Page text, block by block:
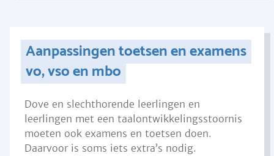
Aanpassingen toetsen en examens
vo, vso en mbo
Dove en slechthorende leerlingen en
leerlingen met een taalontwikkelingsstoornis
moeten ook examens en toetsen doen.
Daarvoor is soms iets extra’s nodig.